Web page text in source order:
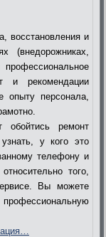
восстановления и
(внедорожниках,
и рекомендации
опыту персонала,
ремонт
у кого это
телефону и
того,
Вы можете